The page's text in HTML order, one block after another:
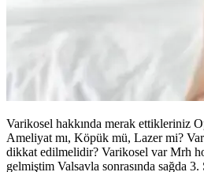
Varikosel hakkında merak ettikleriniz
Ameliyat mı, Köpük mü, Lazer mi?
dikkat edilmelidir? Varikosel var Mrh
gelmiştim Valsavla sonrasında sağda